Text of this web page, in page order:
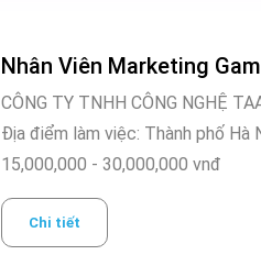
Nhân Viên Marketing
CÔNG TY TNHH CÔNG NGHỆ
Địa điểm làm việc: Thành phố
15,000,000 - 30,000,000 vnđ
Chi tiết